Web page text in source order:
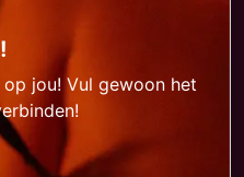
jou! Vul gewoon het